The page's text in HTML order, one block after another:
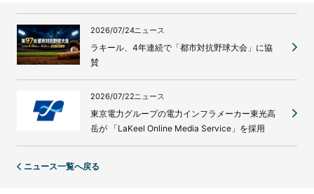
2026/07/24ニュース
ラキール、4年連続で「都市対抗野球大会」に協
賛
2026/07/22ニュース
東京電力グループの電力インフラメーカー東光高
岳が 「LaKeel Online Media Service」を採用
ニュース一覧へ戻る